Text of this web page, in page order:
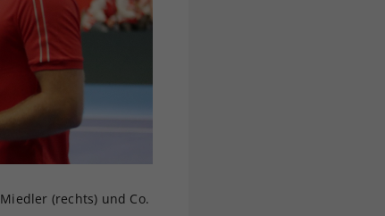
(rechts) und Co.
falls der
eingestellt hat.